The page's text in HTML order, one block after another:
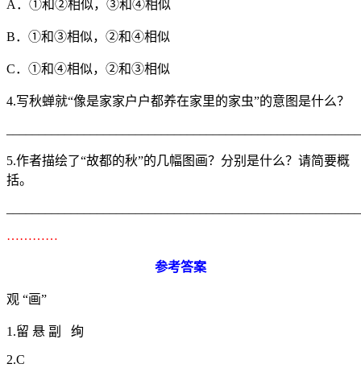
A．①和②相似，③和④相似
B．①和③相似，②和④相似
C．①和④相似，②和③相似
4.写秋蝉就“像是家家户户都养在家里的家虫”的意图是什么？
5.作者描绘了“故都的秋”的几幅图画？分别是什么？请简要概
括。
…………
参考答案
观 “画”
1.留 悬 副 绚
2.C